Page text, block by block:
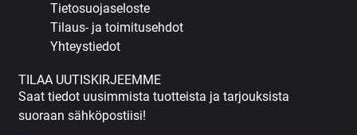
Tietosuojaseloste
Tilaus- ja toimitusehdot
Yhteystiedot
TILAA UUTISKIRJEEMME
Saat tiedot uusimmista tuotteista ja tarjouksista
suoraan sähköpostiisi!